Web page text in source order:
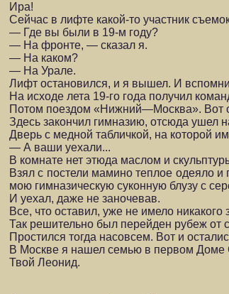
Ира!
Сейчас в лифте какой-то участник
— Где вы были в 19-м году?
— На фронте, — сказал я.
— На каком?
— На Урале.
Лифт остановился, и я вышел. И
На исходе лета 19-го года получил
Потом поездом «Ниж­ний—Москва». Вот
Здесь закончил гимназию, отсюда ушел
Дверь с медной табличкой, на которой
— А ваши уехали...
В комнате нет этюда маслом и
Взял с постели мамино теплое одеяло и
мою гимназическую су­конную блузу с
И уехал, даже не заночевав.
Все, что оставил, уже не имело
Так решительно был перейден рубеж от
Простился тогда насовсем. Вот и
В Москве я нашел семью в первом
Твой Леонид.